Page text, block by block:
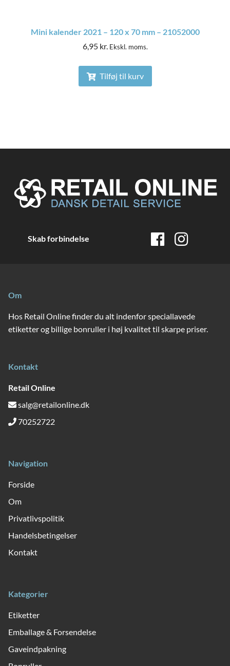
Mini kalender 2021 – 120 x 70 mm – 21052000
6,95 kr. Ekskl. moms.
Tilføj til kurv
Skab forbindelse
Om
Hos Retail Online finder du alt indenfor speciallavede
etiketter og billige bonruller i høj kvalitet til skarpe priser.
Kontakt
Retail Online
salg@retailonline.dk
70252722
Navigation
Forside
Om
Privatlivspolitik
Handelsbetingelser
Kontakt
Kategorier
Etiketter
Emballage & Forsendelse
Gaveindpakning